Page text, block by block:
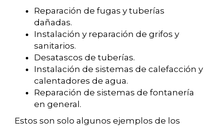
Reparación de fugas y tuberías
dañadas.
Instalación y reparación de grifos y
sanitarios.
Desatascos de tuberías.
Instalación de sistemas de calefacción y
calentadores de agua.
Reparación de sistemas de fontanería
en general.
Estos son solo algunos ejemplos de los